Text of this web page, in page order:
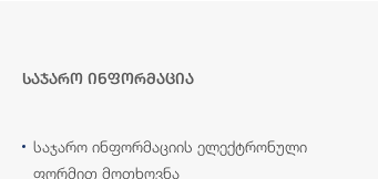
საჯარო ინფორმაცია
საჯარო ინფორმაციის ელექტრონული
ფორმით მოთხოვნა